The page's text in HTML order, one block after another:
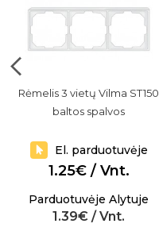
Rėmelis 3 vietų Vilma ST150
baltos spalvos
El. parduotuvėje
1.25€ / Vnt.
Parduotuvėje Alytuje
1.39€ / Vnt.